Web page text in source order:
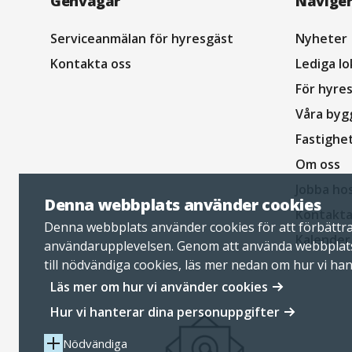
Denna webbplats använder cookies
Denna webbplats använder cookies för att förbättra
användarupplevelsen. Genom att använda
till nödvändiga cookies, läs mer nedan om hur vi
personuppgifter.
Läs mer om hur vi använder cookies
Hur vi hanterar dina personuppgifter
Nödvändiga
sidfot
Serviceanmälan för hyresgäst
Kontakta oss
Nyheter
Lediga
För
Våra
Om oss
Kontakta
Kalender